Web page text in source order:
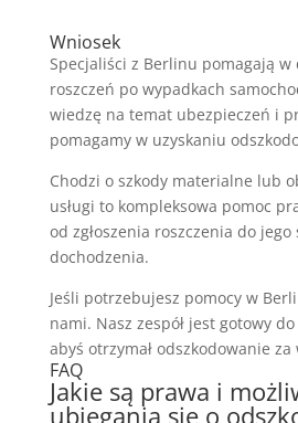
Wniosek
Specjaliści z Berlinu pomagają w
roszczeń po wypadkach
wiedzę na temat ubezpieczeń i
pomagamy w uzyskaniu
Chodzi o szkody materialne lub
usługi to kompleksowa pomoc
od zgłoszenia roszczenia do jego
dochodzenia.
Jeśli potrzebujesz pomocy w
nami. Nasz zespół jest gotowy
abyś otrzymał odszkodowanie za
FAQ
Jakie są prawa i
ubiegania się o